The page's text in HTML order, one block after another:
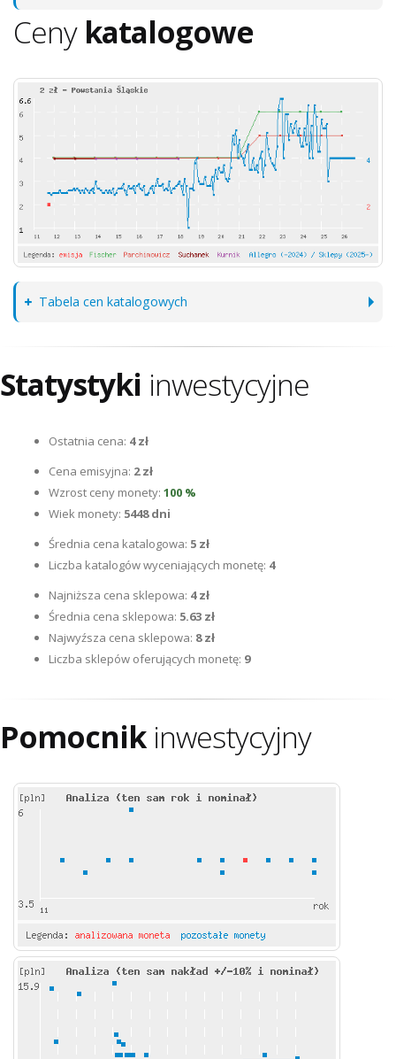
Ceny katalogowe
Tabela cen katalogowych
Statystyki inwestycyjne
Ostatnia cena: 4 zł
Cena emisyjna: 2 zł
Wzrost ceny monety: 100 %
Wiek monety: 5448 dni
Średnia cena katalogowa: 5 zł
Liczba katalogów wyceniających monetę: 4
Najniższa cena sklepowa: 4 zł
Średnia cena sklepowa: 5.63 zł
Najwyźsza cena sklepowa: 8 zł
Liczba sklepów oferujących monetę: 9
Pomocnikinwestycyjny